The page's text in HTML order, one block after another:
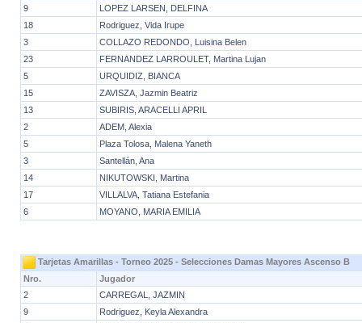
9
LOPEZ LARSEN, DELFINA
18
Rodriguez, Vida Irupe
3
COLLAZO REDONDO, Luisina Belen
23
FERNANDEZ LARROULET, Martina Lujan
5
URQUIDIZ, BIANCA
15
ZAVISZA, Jazmin Beatriz
13
SUBIRIS, ARACELLI APRIL
2
ADEM, Alexia
5
Plaza Tolosa, Malena Yaneth
3
Santellán, Ana
14
NIKUTOWSKI, Martina
17
VILLALVA, Tatiana Estefania
6
MOYANO, MARIA EMILIA
Tarjetas Amarillas - Torneo 2025 - Selecciones Damas Mayores Ascenso B
Nro.
Jugador
2
CARREGAL, JAZMIN
9
Rodriguez, Keyla Alexandra